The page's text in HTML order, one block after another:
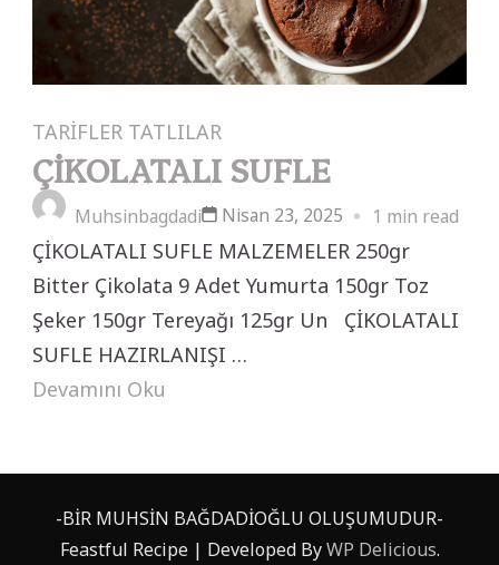
TARİFLER TATLILAR
ÇİKOLATALI SUFLE
Muhsinbagdadi Nisan 23, 2025 1 min read
ÇİKOLATALI SUFLE MALZEMELER 250gr
Bitter Çikolata 9 Adet Yumurta 150gr Toz
Şeker 150gr Tereyağı 125gr Un ÇİKOLATALI
SUFLE HAZIRLANIŞI …
Devamını Oku
-BİR MUHSİN BAĞDADİOĞLU OLUŞUMUDUR-
Feastful Recipe | Developed ByWP Delicious.